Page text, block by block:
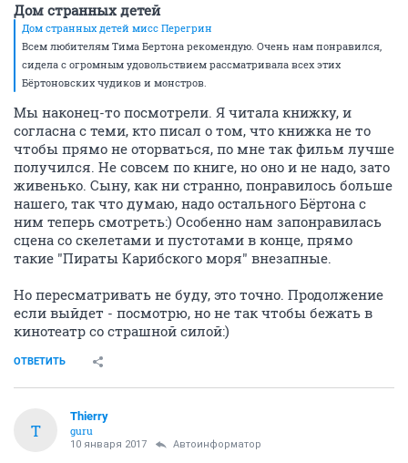
Дом странных детей
Дом странных детей мисс Перегрин
Всем любителям Тима Бертона рекомендую. Очень нам понравился,
сидела с огромным удовольствием рассматривала всех этих
Бёртоновских чудиков и монстров.
Мы наконец-то посмотрели. Я читала книжку, и
согласна с теми, кто писал о том, что книжка не то
чтобы прямо не оторваться, по мне так фильм лучше
получился. Не совсем по книге, но оно и не надо, зато
живенько. Сыну, как ни странно, понравилось больше
нашего, так что думаю, надо остального Бёртона с
ним теперь смотреть:) Особенно нам запонравилась
сцена со скелетами и пустотами в конце, прямо
такие "Пираты Карибского моря" внезапные.
Но пересматривать не буду, это точно. Продолжение
если выйдет - посмотрю, но не так чтобы бежать в
кинотеатр со страшной силой:)
ОТВЕТИТЬ
T
Thierry
guru
10 января 2017 Автоинформатор